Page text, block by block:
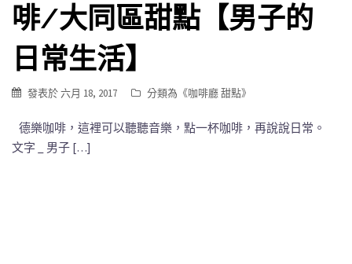
啡/大同區甜點【男子的
日常生活】
發表於六月 18, 2017 分類為《咖啡廳 甜點》
德樂咖啡，這裡可以聽聽音樂，點一杯咖啡，再說說日常。
文字 _ 男子 […]